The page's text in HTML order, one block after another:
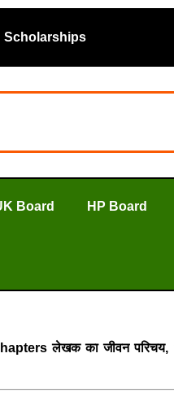
Scholarships
Board HP Board
लेखक का जीवन